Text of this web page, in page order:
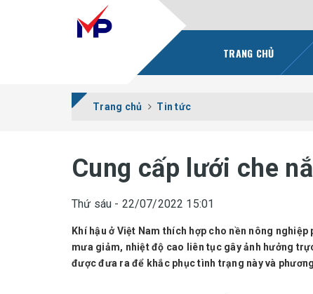
TRANG CHỦ
Trang chủ Tin tức
Cung cấp lưới che
Thứ sáu - 22/07/2022 15:01
Khí hậu ở Việt Nam thích hợp cho nền nông
mưa giảm, nhiệt độ cao liên tục gây ảnh hưởng
được đưa ra để khắc phục tình trạng này và